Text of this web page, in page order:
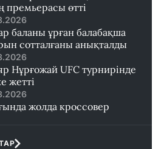
премьерасы өтті
баланы ұрған балабақша
сотталғаны анықталды
Нұрғожай UFC турнирінде
жетті
жолда кроссовер